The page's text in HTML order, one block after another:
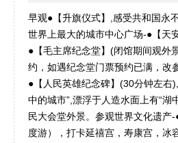
早观●【升旗仪式】,感受共和国永
世界上最大的城市中心广场-●【天
●【毛主席纪念堂】(闭馆期间观外
约，如遇纪念堂门票预约已满，改
●【人民英雄纪念碑】(30分钟左右
中的城市”,漂浮于人造水面上有“湖
民大会堂外景。参观世界文化遗产
度游），打卡延禧宫，寿康宫，冰